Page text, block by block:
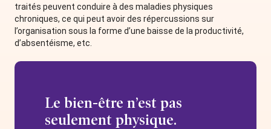
traités peuvent conduire à des maladies physiques
chroniques, ce qui peut avoir des répercussions sur
l’organisation sous la forme d’une baisse de la productivité,
d’absentéisme, etc.
Le bien-être n’est pas
seulement physique.